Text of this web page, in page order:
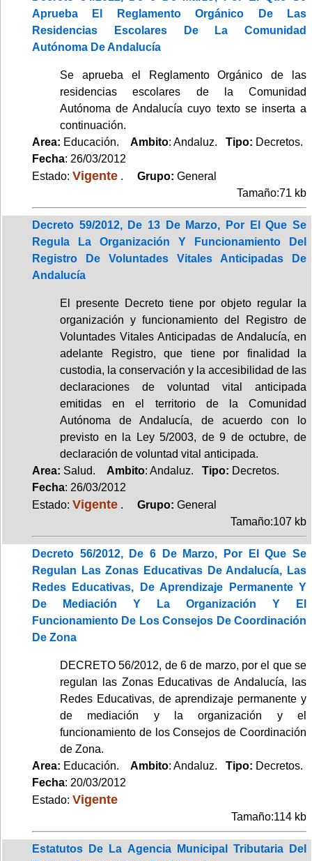
Aprueba El Reglamento Orgánico De Las
Residencias Escolares De La Comunidad
Autónoma De Andalucía
Se aprueba el Reglamento Orgánico de las
residencias escolares de la Comunidad
Autónoma de Andalucía cuyo texto se inserta a
continuación.
Area: Educación. Ambito: Andaluz. Tipo: Decretos.
Fecha: 26/03/2012
Estado: Vigente . Grupo: General
Tamaño:71 kb
Decreto 59/2012, De 13 De Marzo, Por El Que Se
Regula La Organización Y Funcionamiento Del
Registro De Voluntades Vitales Anticipadas De
Andalucía
El presente Decreto tiene por objeto regular la
organización y funcionamiento del Registro de
Voluntades Vitales Anticipadas de Andalucía, en
adelante Registro, que tiene por finalidad la
custodia, la conservación y la accesibilidad de las
declaraciones de voluntad vital anticipada
emitidas en el territorio de la Comunidad
Autónoma de Andalucía, de acuerdo con lo
previsto en la Ley 5/2003, de 9 de octubre, de
declaración de voluntad vital anticipada.
Area: Salud. Ambito: Andaluz. Tipo: Decretos.
Fecha: 26/03/2012
Estado: Vigente . Grupo: General
Tamaño:107 kb
Decreto 56/2012, De 6 De Marzo, Por El Que Se
Regulan Las Zonas Educativas De Andalucía, Las
Redes Educativas, De Aprendizaje Permanente Y
De Mediación Y La Organización Y El
Funcionamiento De Los Consejos De Coordinación
De Zona
DECRETO 56/2012, de 6 de marzo, por el que se
regulan las Zonas Educativas de Andalucía, las
Redes Educativas, de aprendizaje permanente y
de mediación y la organización y el
funcionamiento de los Consejos de Coordinación
de Zona.
Area: Educación. Ambito: Andaluz. Tipo: Decretos.
Fecha: 20/03/2012
Estado: Vigente
Tamaño:114 kb
Estatutos De La Agencia Municipal Tributaria Del